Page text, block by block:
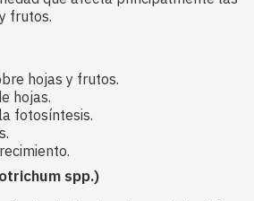
frutos.
hojas y frutos.
hojas.
fotosíntesis.
spp.)